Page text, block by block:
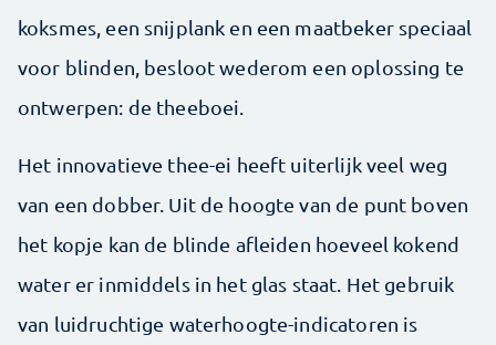
koksmes, een snijplank en een maatbeker speciaal
voor blinden, besloot wederom een oplossing te
ontwerpen: de theeboei.
Het innovatieve thee-ei heeft uiterlijk veel weg
van een dobber. Uit de hoogte van de punt boven
het kopje kan de blinde afleiden hoeveel kokend
water er inmiddels in het glas staat. Het gebruik
van luidruchtige waterhoogte-indicatoren is